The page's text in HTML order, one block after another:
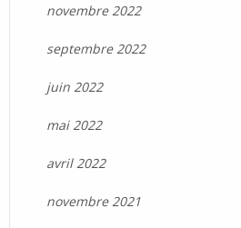
novembre 2022
septembre 2022
juin 2022
mai 2022
avril 2022
novembre 2021